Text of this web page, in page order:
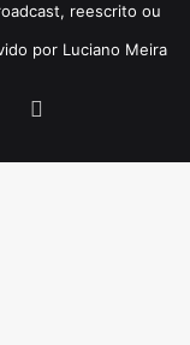
reescrito ou
por Luciano Meira